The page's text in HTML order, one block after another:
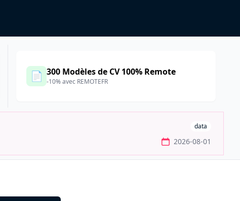
📄 300 Modèles de CV 100% Remote
-10% avec REMOTEFR
data
2026-08-01